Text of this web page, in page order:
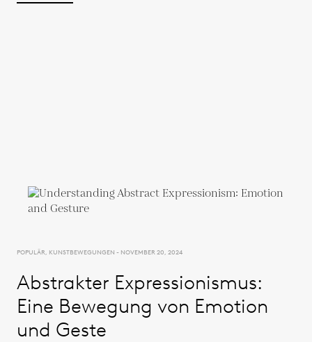
POPULÄR, KUNSTBEWEGUNGEN - NOVEMBER 20, 2024
Abstrakter Expressionismus:
Eine Bewegung von Emotion
und Geste